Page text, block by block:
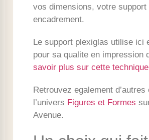
vos dimensions, votre support
encadrement.
Le support plexiglas utilise ici
pour sa qualite en impression
savoir plus sur cette technique
Retrouvez egalement
l’univers Figures et Formes
Avenue.